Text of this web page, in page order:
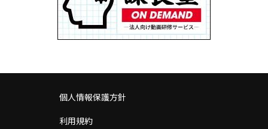
個人情報保護方針
利用規約